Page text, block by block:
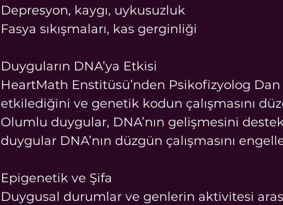
Depresyon, kaygı, uykusuzluk
Fasya sıkışmaları, kas gerginliği
Duyguların DNA’ya Etkisi
HeartMath Enstitüsü’nden Psikofizyolog Dan
etkilediğini ve genetik kodun çalışmasını
Olumlu duygular, DNA’nın gelişmesini
duygular DNA’nın düzgün çalışmasını
Epigenetik ve Şifa
Duygusal durumlar ve genlerin aktivitesi